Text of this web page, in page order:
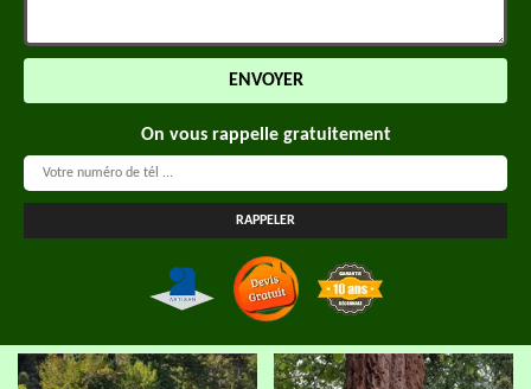
On vous rappelle gratuitement